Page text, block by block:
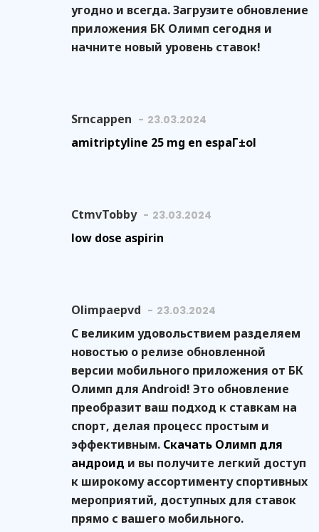
угодно и всегда. Загрузите обновление
приложения БК Олимп сегодня и
начните новый уровень ставок!
Srncappen 23.03.2024
amitriptyline 25 mg en espaГ±ol
CtmvTobby 23.03.2024
low dose aspirin
Olimpaepvd 23.03.2024
С великим удовольствием разделяем
новостью о релизе обновленной
версии мобильного приложения от БК
Олимп для Android! Это обновление
преобразит ваш подход к ставкам на
спорт, делая процесс простым и
эффективным. Скачать Олимп для
андроид и вы получите легкий доступ
к широкому ассортименту спортивных
мероприятий, доступных для ставок
прямо с вашего мобильного.